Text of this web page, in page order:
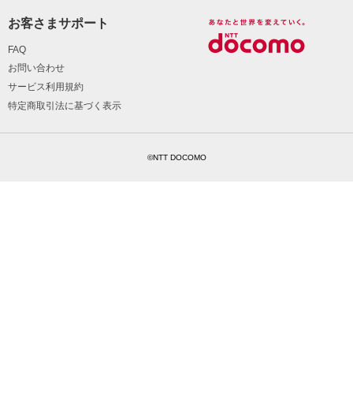
お客さまサポート
FAQ
お問い合わせ
サービス利用規約
特定商取引法に基づく表示
©NTT DOCOMO